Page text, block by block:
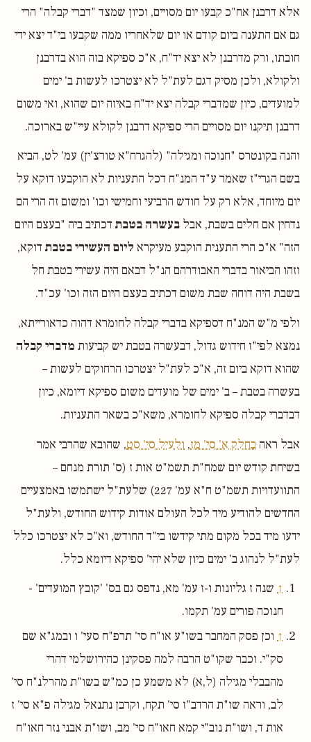
אלא דרבנן אח"כ קבעו יום מסויים, וכיון שמצד "דברי קבלה" הרי
גם אם התענה ביום קודם או יום שלאחריו ממה שקבעו בי"ד יצא ידי
חובתו, ורק מדרבנן לא יצא יד"ח, א"כ ספיקא בזה הוא בדרבנן
ולקולא, ולכן מסיק דגם לעת"ל לא יצטרכו לעשות ב' ימים
למועדים, כיון שמדברי קבלה יצא יד"ח באיזה יום שהוא, ואי משום
דרבנן תיקנו יום מסויים הרי ספיקא דרבנן לקולא עיי"ש בארוכה.
והנה בקונטרס "חנוכה ומגילה" (להגרח"א טורצ'ין) עמ' לט, הביא
בשם הגרי"ז שאמר ע"ד המנ"ח דכל התעניות לא הוקבעו דוקא על
יום מיוחד, אלא רק על חודש הרביעי וחמישי וכו' ומשום זה הרי הם
נדחין אם חלים בשבת, אבל בעשרה בטבת דכתיב ביה "בעצם היום
הזה" א"כ הרי התענית הוקבע מעיקרא ליום העשירי בטבת דוקא,
וזהו הביאור בדברי האבודרהם הנ"ל דבאם היה עשירי בטבת חל
בשבת היה דוחה שבת משום דכתיב בעצם היום הזה וכו' עכ"ד.
ולפי מ"ש המנ"ח דספיקא בדברי קבלה לחומרא דהוה כדאורייתא,
נמצא לפי"ז חידוש גדול, דבעשרה בטבת יש קביעות מדברי קבלה
שהוא דוקא ביום זה, א"כ לעת"ל יצטרכו הרחוקים לעשות –
בעשרה בטבת – ב' ימים של מועדים משום ספיקא דיומא, כיון
דבדברי קבלה ספיקא לחומרא, משא"כ בשאר התעניות.
אבל ראה בחלק א' סי' מז, ולעיל סי' סט, שהובא שהרבי אמר
בשיחת קודש יום שמח"ת תשמ"ט אות ז (ס' תורת מנחם –
התוועדויות תשמ"ט ח"א עמ' 227) שלעת"ל ישתמשו באמצעיים
החדשים להודיע מיד לכל העולם אודות קידוש החודש, ולעת"ל
ידעו מיד בכל מקום מתי קידשו בי"ד החודש, וא"כ לא יצטרכו כלל
לעת"ל לנהוג ב' ימים כיון שלא יהי' ספיקא דיומא כלל.
↑ שנה ז גליונות ו-ז עמ' מא, נדפס גם בס' 'קובץ המועדים' -
חנוכה פורים עמ' תקמו.
↑ וכן פסק המחבר בשו"ע או"ח סי' תרפ"ח סעי' ו ובמג"א שם
סק"י. וכבר שקו"ט הרבה למה פסקינן כהירושלמי דהרי
מהבבלי מגילה (ל,א) לא משמע כן כמ"ש בשו"ת מהרלנ"ח סי'
לב, וראה שו"ת הרדב"ז סי' תקח, וקרבן נתנאל מגילה פ"א סי' ז
אות ד, ושו"ת נוב"י קמא חאו"ח סי' מב, ושו"ת אבני נזר חאו"ח